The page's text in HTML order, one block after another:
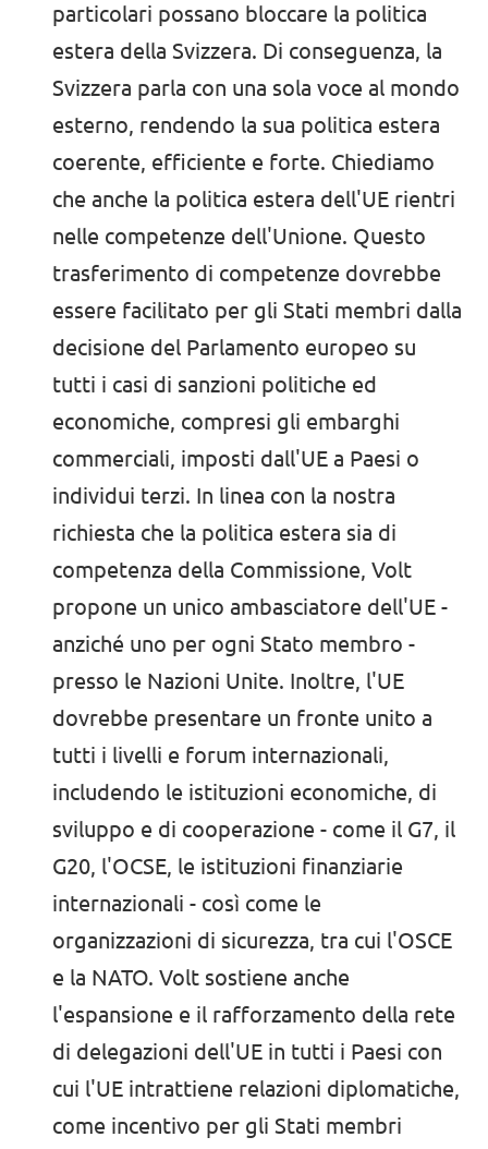
particolari possano bloccare la politica
estera della Svizzera. Di conseguenza, la
Svizzera parla con una sola voce al mondo
esterno, rendendo la sua politica estera
coerente, efficiente e forte. Chiediamo
che anche la politica estera dell'UE rientri
nelle competenze dell'Unione. Questo
trasferimento di competenze dovrebbe
essere facilitato per gli Stati membri dalla
decisione del Parlamento europeo su
tutti i casi di sanzioni politiche ed
economiche, compresi gli embarghi
commerciali, imposti dall'UE a Paesi o
individui terzi. In linea con la nostra
richiesta che la politica estera sia di
competenza della Commissione, Volt
propone un unico ambasciatore dell'UE -
anziché uno per ogni Stato membro -
presso le Nazioni Unite. Inoltre, l'UE
dovrebbe presentare un fronte unito a
tutti i livelli e forum internazionali,
includendo le istituzioni economiche, di
sviluppo e di cooperazione - come il G7, il
G20, l'OCSE, le istituzioni finanziarie
internazionali - così come le
organizzazioni di sicurezza, tra cui l'OSCE
e la NATO. Volt sostiene anche
l'espansione e il rafforzamento della rete
di delegazioni dell'UE in tutti i Paesi con
cui l'UE intrattiene relazioni diplomatiche,
come incentivo per gli Stati membri